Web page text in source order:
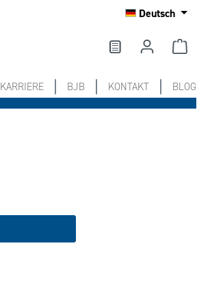
Deutsch
KARRIERE BJB KONTAKT BLOG